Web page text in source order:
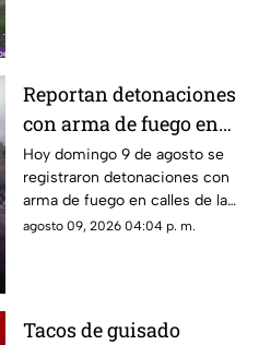
Reportan detonaciones
con arma de fuego en
Tlaquepaque; hay un
hombre muerto
Hoy domingo 9 de agosto se
registraron detonaciones con
arma de fuego en calles de la
colonia El Campesino en
agosto 09, 2026 04:04 p. m.
Tacos de guisado